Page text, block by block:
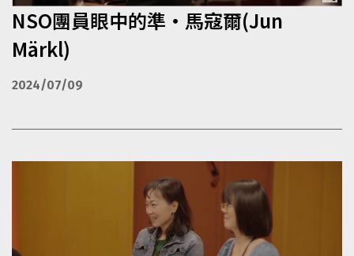
NSO團員眼中的準‧馬寇爾(Jun
Märkl)
2024/07/09